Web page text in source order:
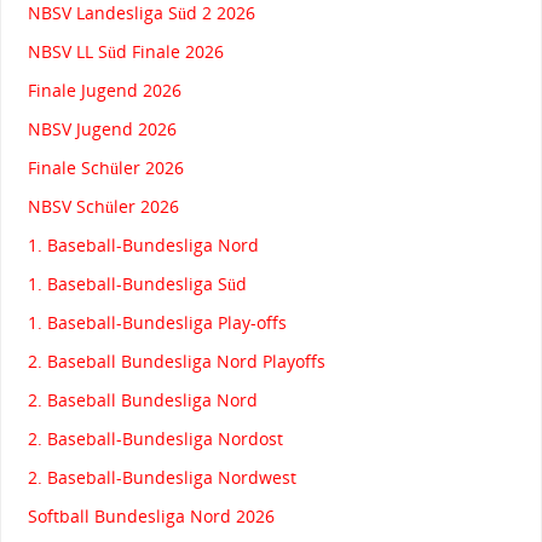
NBSV Landesliga Süd 2 2026
NBSV LL Süd Finale 2026
Finale Jugend 2026
NBSV Jugend 2026
Finale Schüler 2026
NBSV Schüler 2026
1. Baseball-Bundesliga Nord
1. Baseball-Bundesliga Süd
1. Baseball-Bundesliga Play-offs
2. Baseball Bundesliga Nord Playoffs
2. Baseball Bundesliga Nord
2. Baseball-Bundesliga Nordost
2. Baseball-Bundesliga Nordwest
Softball Bundesliga Nord 2026